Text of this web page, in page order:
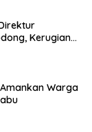
Kerugian
Warga